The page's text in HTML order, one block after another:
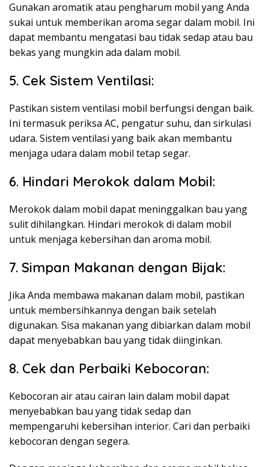
Gunakan aromatik atau pengharum mobil yang Anda
sukai untuk memberikan aroma segar dalam mobil. Ini
dapat membantu mengatasi bau tidak sedap atau bau
bekas yang mungkin ada dalam mobil.
5. Cek Sistem Ventilasi:
Pastikan sistem ventilasi mobil berfungsi dengan baik.
Ini termasuk periksa AC, pengatur suhu, dan sirkulasi
udara. Sistem ventilasi yang baik akan membantu
menjaga udara dalam mobil tetap segar.
6. Hindari Merokok dalam Mobil:
Merokok dalam mobil dapat meninggalkan bau yang
sulit dihilangkan. Hindari merokok di dalam mobil
untuk menjaga kebersihan dan aroma mobil.
7. Simpan Makanan dengan Bijak:
Jika Anda membawa makanan dalam mobil, pastikan
untuk membersihkannya dengan baik setelah
digunakan. Sisa makanan yang dibiarkan dalam mobil
dapat menyebabkan bau yang tidak diinginkan.
8. Cek dan Perbaiki Kebocoran:
Kebocoran air atau cairan lain dalam mobil dapat
menyebabkan bau yang tidak sedap dan
mempengaruhi kebersihan interior. Cari dan perbaiki
kebocoran dengan segera.